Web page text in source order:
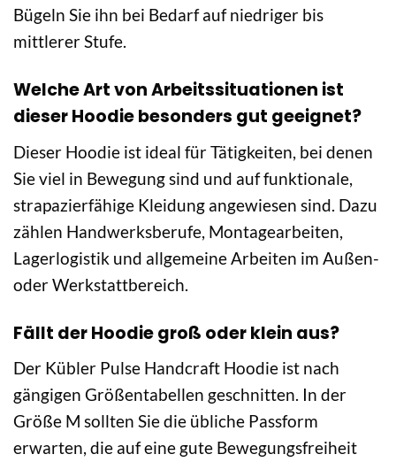
Bügeln Sie ihn bei Bedarf auf niedriger bis
mittlerer Stufe.
Welche Art von Arbeitssituationen ist
dieser Hoodie besonders gut geeignet?
Dieser Hoodie ist ideal für Tätigkeiten, bei denen
Sie viel in Bewegung sind und auf funktionale,
strapazierfähige Kleidung angewiesen sind. Dazu
zählen Handwerksberufe, Montagearbeiten,
Lagerlogistik und allgemeine Arbeiten im Außen-
oder Werkstattbereich.
Fällt der Hoodie groß oder klein aus?
Der Kübler Pulse Handcraft Hoodie ist nach
gängigen Größentabellen geschnitten. In der
Größe M sollten Sie die übliche Passform
erwarten, die auf eine gute Bewegungsfreiheit